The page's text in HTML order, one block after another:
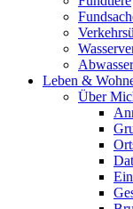
Leben &
Über